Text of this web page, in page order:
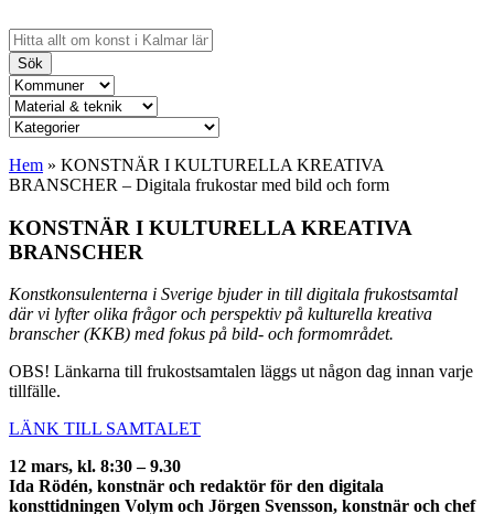
Sök
Hem » KONSTNÄR I KULTURELLA KREATIVA
BRANSCHER – Digitala frukostar med bild och form
KONSTNÄR I KULTURELLA KREATIVA
BRANSCHER
Konstkonsulenterna i Sverige bjuder in till digitala frukostsamtal
därvi lyfter olika frågor och perspektiv på kulturella kreativa
branscher (KKB) med fokus på bild- och formområdet.
OBS! Länkarna till frukostsamtalen läggs ut någon dag innan varje
tillfälle.
LÄNK TILL SAMTALET
12 mars, kl. 8:30 – 9.30
Ida Rödén, konstnär och redaktör för den digitala
konsttidningen Volym och Jörgen Svensson, konstnär och chef